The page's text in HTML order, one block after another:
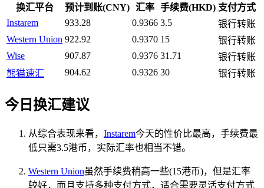
换汇平台 预计到账(CNY) 汇率 手续费(HKD) 支付方式
Instarem
933.28 0.9366 3.5
银行转账
Western Union 922.92 0.9370 15
银行转账
Wise
907.87 0.9376 31.71
银行转账
熊猫速汇
904.62 0.9326 30 银行转账
今日换汇建议
从综合表现来看， Instarem今天的性价比最高，手续费最
低只需3.5港币，实际汇率也相当不错。
Western Union虽然手续费稍高一些(15港币)，但是汇率
较好，而且支持多种支付方式，适合需要灵活支付方式